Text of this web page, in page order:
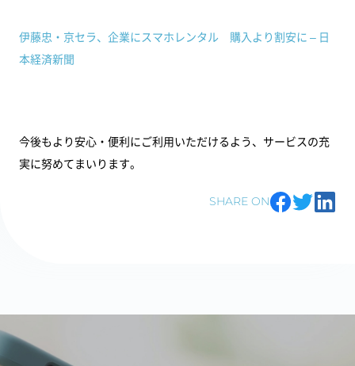
伊藤忠・京セラ、企業にスマホレンタル 購入より割安に – 日
本経済新聞
今後もより安心・便利にご利用いただけるよう、サービスの充
実に努めてまいります。
SHARE ON